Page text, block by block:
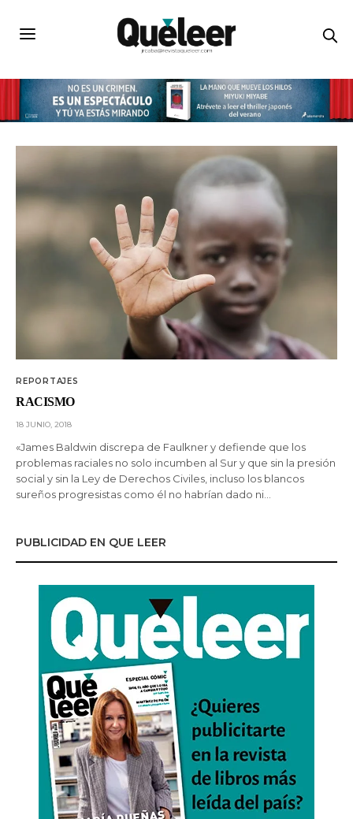
REPORTAJES
RACISMO
18 JUNIO, 2018
«James Baldwin discrepa de Faulkner y defiende que los
problemas raciales no solo incumben al Sur y que sin la presión
social y sin la Ley de Derechos Civiles, incluso los blancos
sureños progresistas como él no habrían dado ni…
PUBLICIDAD EN QUE LEER